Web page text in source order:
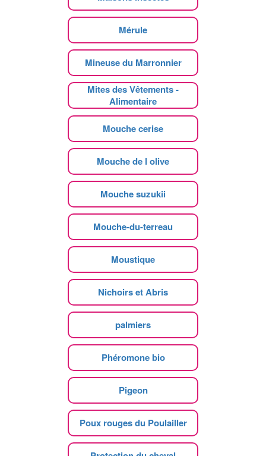
Mérule
Mineuse du Marronnier
Mites des Vêtements -
Alimentaire
Mouche cerise
Mouche de l olive
Mouche suzukii
Mouche-du-terreau
Moustique
Nichoirs et Abris
palmiers
Phéromone bio
Pigeon
Poux rouges du Poulailler